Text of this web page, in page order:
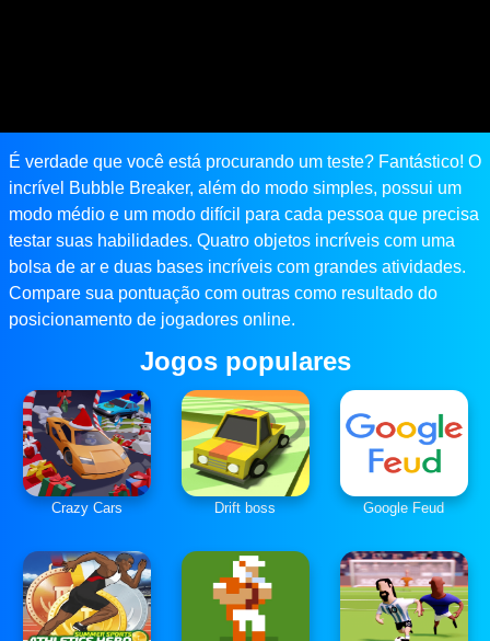
É verdade que você está procurando um teste? Fantástico! O
incrível Bubble Breaker, além do modo simples, possui um
modo médio e um modo difícil para cada pessoa que precisa
testar suas habilidades. Quatro objetos incríveis com uma
bolsa de ar e duas bases incríveis com grandes atividades.
Compare sua pontuação com outras como resultado do
posicionamento de jogadores online.
Jogos populares
Crazy Cars Drift boss Google Feud